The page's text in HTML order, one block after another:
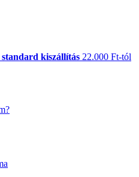
kiszállítás 22.000 Ft-tól